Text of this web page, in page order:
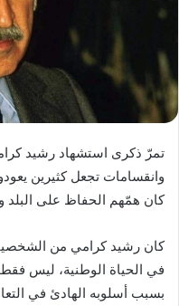
تمرّ ذكرى استشهاد رشيد
وانقسامات تجعل كثيرين
كان همّهم الحفاظ على البلد
كان رشيد كرامي من
في الحياة الوطنية، ليس
بسبب أسلوبه الهادئ في